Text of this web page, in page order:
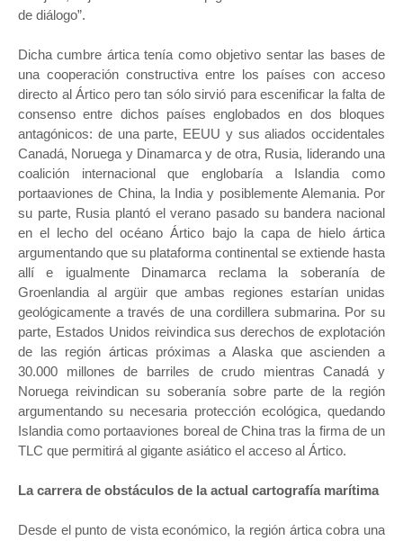
de diálogo”.
Dicha cumbre ártica tenía como objetivo sentar las bases de
una cooperación constructiva entre los países con acceso
directo al Ártico pero tan sólo sirvió para escenificar la falta de
consenso entre dichos países englobados en dos bloques
antagónicos: de una parte, EEUU y sus aliados occidentales
Canadá, Noruega y Dinamarca y de otra, Rusia, liderando una
coalición internacional que englobaría a Islandia como
portaaviones de China, la India y posiblemente Alemania. Por
su parte, Rusia plantó el verano pasado su bandera nacional
en el lecho del océano Ártico bajo la capa de hielo ártica
argumentando que su plataforma continental se extiende hasta
allí e igualmente Dinamarca reclama la soberanía de
Groenlandia al argüir que ambas regiones estarían unidas
geológicamente a través de una cordillera submarina. Por su
parte, Estados Unidos reivindica sus derechos de explotación
de las región árticas próximas a Alaska que ascienden a
30.000 millones de barriles de crudo mientras Canadá y
Noruega reivindican su soberanía sobre parte de la región
argumentando su necesaria protección ecológica, quedando
Islandia como portaaviones boreal de China tras la firma de un
TLC que permitirá al gigante asiático el acceso al Ártico.
La carrera de obstáculos de la actual cartografía marítima
Desde el punto de vista económico, la región ártica cobra una